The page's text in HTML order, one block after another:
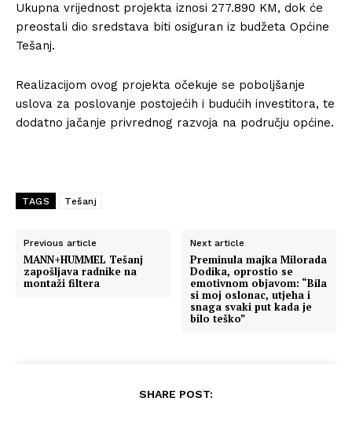
Ukupna vrijednost projekta iznosi 277.890 KM, dok će
preostali dio sredstava biti osiguran iz budžeta Općine
Tešanj.
Realizacijom ovog projekta očekuje se poboljšanje
uslova za poslovanje postojećih i budućih investitora, te
dodatno jačanje privrednog razvoja na području općine.
TAGS Tešanj
Previous article
MANN+HUMMEL Tešanj
zapošljava radnike na
montaži filtera
Next article
Preminula majka Milorada
Dodika, oprostio se
emotivnom objavom: “Bila
si moj oslonac, utjeha i
snaga svaki put kada je
bilo teško”
SHARE POST: